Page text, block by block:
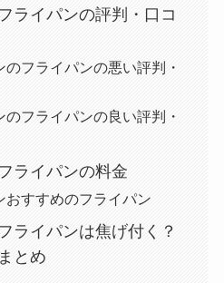
ライパンの評判・口コ
のフライパンの悪い評判・
のフライパンの良い評判・
ライパンの料金
おすすめのフライパン
ライパンは焦げ付く？
とめ